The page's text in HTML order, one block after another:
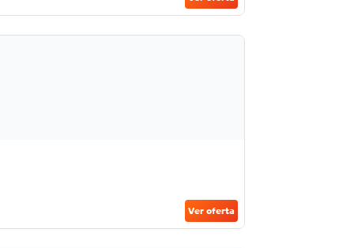
Ver oferta